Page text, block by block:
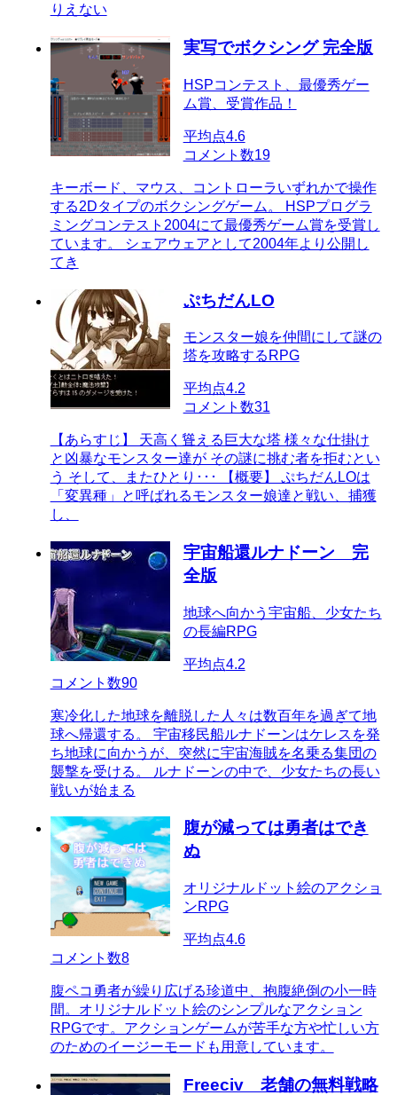
りえない
実写でボクシング 完全版
HSPコンテスト、最優秀ゲー
ム賞、受賞作品！
平均点4.6
コメント数19
キーボード、マウス、コントローラいずれかで操作
する2Dタイプのボクシングゲーム。 HSPプログラ
ミングコンテスト2004にて最優秀ゲーム賞を受賞し
ています。 シェアウェアとして2004年より公開し
てき
ぷちだんLO
モンスター娘を仲間にして謎の
塔を攻略するRPG
平均点4.2
コメント数31
【あらすじ】 天高く聳える巨大な塔 様々な仕掛け
と凶暴なモンスター達が その謎に挑む者を拒むとい
う そして、またひとり･･･ 【概要】 ぷちだんLOは
「変異種」と呼ばれるモンスター娘達と戦い、捕獲
し、
宇宙船還ルナドーン 完
全版
地球へ向かう宇宙船、少女たち
の長編RPG
平均点4.2
コメント数90
寒冷化した地球を離脱した人々は数百年を過ぎて地
球へ帰還する。 宇宙移民船ルナドーンはケレスを発
ち地球に向かうが、突然に宇宙海賊を名乗る集団の
襲撃を受ける。 ルナドーンの中で、少女たちの長い
戦いが始まる
腹が減っては勇者はでき
ぬ
オリジナルドット絵のアクショ
ンRPG
平均点4.6
コメント数8
腹ペコ勇者が繰り広げる珍道中、抱腹絶倒の小一時
間。オリジナルドット絵のシンプルなアクション
RPGです。アクションゲームが苦手な方や忙しい方
のためのイージーモードも用意しています。
Freeciv 老舗の無料戦略